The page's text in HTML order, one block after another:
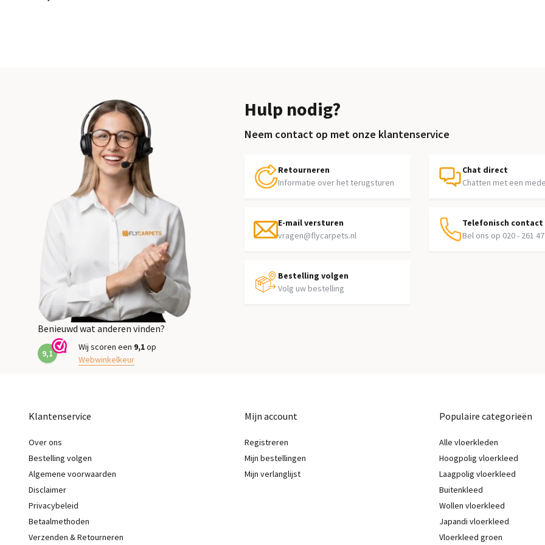
Hulp nodig?
Neem contact op met onze klantenservice
Retourneren
Informatie over het terugsturen
Chat direct
Chatten met een
E-mail versturen
vragen@flycarpets.nl
Telefonisch contact
Bel ons op 020 - 261
Bestelling volgen
Volg uw bestelling
Benieuwd wat anderen vinden?
9,1
Wij scoren een 9,1op
Webwinkelkeur
Klantenservice
Over ons
Bestelling volgen
Algemene voorwaarden
Disclaimer
Privacybeleid
Betaalmethoden
Verzenden & Retourneren
Mijn account
Registreren
Mijn bestellingen
Mijn verlanglijst
Populaire categorieën
Alle vloerkleden
Hoogpolig vloerkleed
Laagpolig vloerkleed
Buitenkleed
Wollen vloerkleed
Japandi vloerkleed
Vloerkleed groen